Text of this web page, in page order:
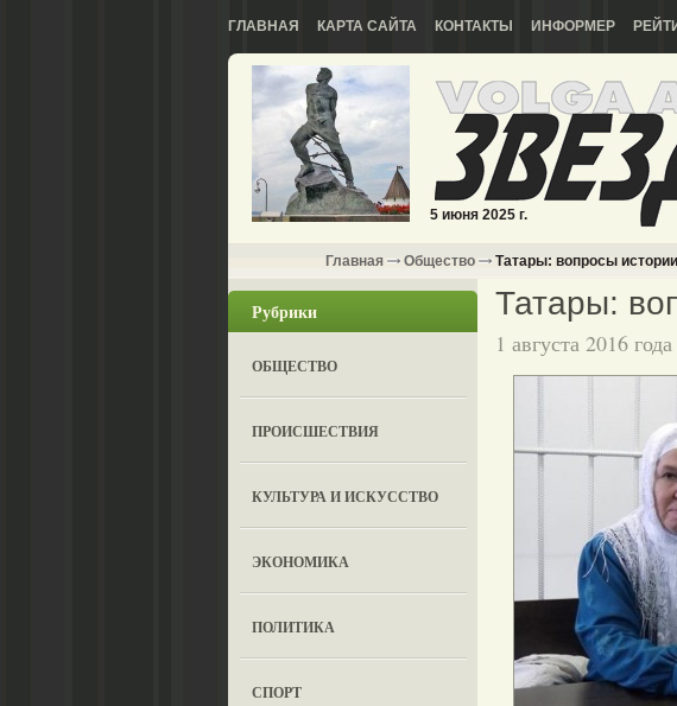
ГЛАВНАЯ КАРТА САЙТА КОНТАКТЫ ИНФОРМЕР
5 июня 2025 г.
Главная Общество Татары: вопросы
Рубрики
ОБЩЕСТВО
ПРОИСШЕСТВИЯ
КУЛЬТУРА И ИСКУССТВО
ЭКОНОМИКА
ПОЛИТИКА
СПОРТ
Татары:
1 августа 2016 года